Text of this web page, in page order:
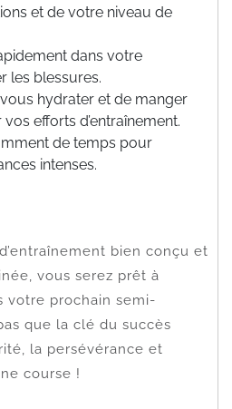
et de votre niveau de
dans votre
les blessures.
hydrater et de manger
efforts d’entraînement.
de temps pour
intenses.
bien conçu et
vous serez prêt à
votre prochain semi-
que la clé du succès
la persévérance et
course !